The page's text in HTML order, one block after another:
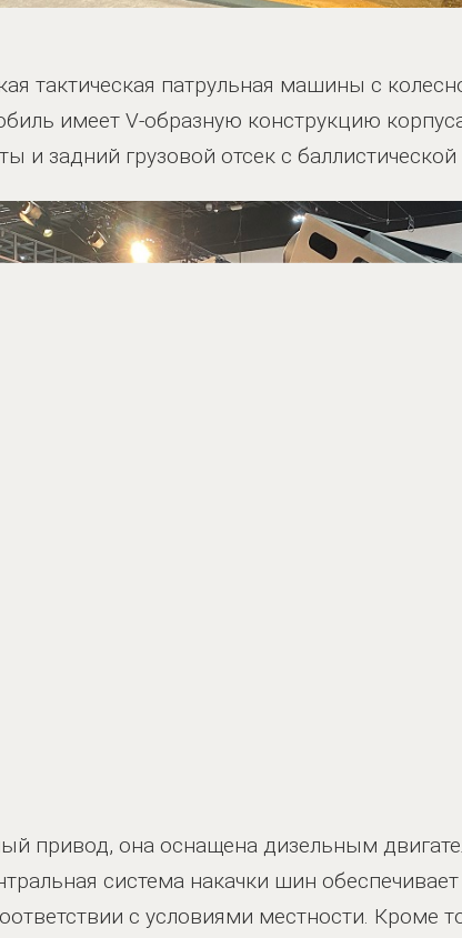
тактическая патрульная машины с
имеет V-образную конструкцию
и задний грузовой отсек с баллистической
привод, она оснащена дизельным
система накачки шин
с условиями местности. Кроме